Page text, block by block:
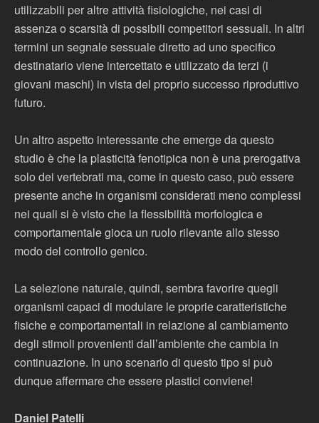
utilizzabili per altre attività fisiologiche, nei casi di
assenza o scarsità di possibili competitori sessuali. In altri
termini un segnale sessuale diretto ad uno specifico
destinatario viene intercettato e utilizzato da terzi (i
giovani maschi) in vista del proprio successo riproduttivo
futuro.
Un altro aspetto interessante che emerge da questo
studio è che la plasticità fenotipica non è una prerogativa
solo dei vertebrati ma, come in questo caso, può essere
presente anche in organismi considerati meno complessi
nei quali si è visto che la flessibilità morfologica e
comportamentale gioca un ruolo rilevante allo stesso
modo del controllo genico.
La selezione naturale, quindi, sembra favorire quegli
organismi capaci di modulare le proprie caratteristiche
fisiche e comportamentali in relazione al cambiamento
degli stimoli provenienti dall’ambiente che cambia in
continuazione. In uno scenario di questo tipo si può
dunque affermare che essere plastici conviene!
Daniel Patelli